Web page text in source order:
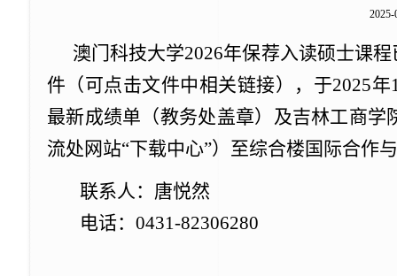
2025-
澳门科技大学2026年保荐入读硕士课
件（可点击文件中相关链接），于2025
最新成绩单（教务处盖章）及吉林工商学
流处网站“下载中心”）至综合楼国际合作
联系人：唐悦然
电话：0431-82306280